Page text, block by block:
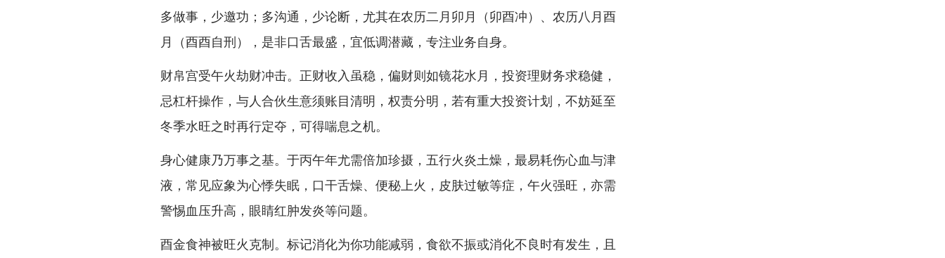
多做事，少邀功；多沟通，少论断，尤其在农历二月卯月（卯酉冲）、农历八月酉
月（酉酉自刑），是非口舌最盛，宜低调潜藏，专注业务自身。
财帛宫受午火劫财冲击。正财收入虽稳，偏财则如镜花水月，投资理财务求稳健，
忌杠杆操作，与人合伙生意须账目清明，权责分明，若有重大投资计划，不妨延至
冬季水旺之时再行定夺，可得喘息之机。
身心健康乃万事之基。于丙午年尤需倍加珍摄，五行火炎土燥，最易耗伤心血与津
液，常见应象为心悸失眠，口干舌燥、便秘上火，皮肤过敏等症，午火强旺，亦需
警惕血压升高，眼睛红肿发炎等问题。
酉金食神被旺火克制。标记消化为你功能减弱，食欲不振或消化不良时有发生，且